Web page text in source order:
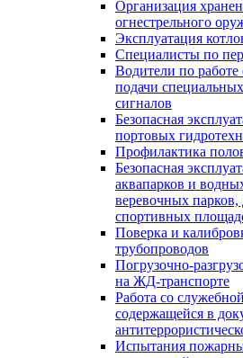
Организация
огнестрельного
Эксплуатация
Специалисты по
Водители по работе
подачи
сигналов
Безопасная
портовых
Профилактика
Безопасная
аквапарков и
веревочных
спортивных
Поверка и
трубопроводов
Погрузочно-
на ЖД-транспорте
Работа со
содержащейся в
Испытания